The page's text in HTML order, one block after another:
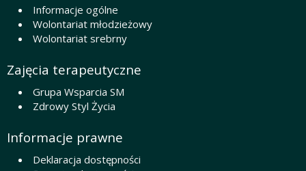
Informacje ogólne
Wolontariat młodzieżowy
Wolontariat srebrny
Zajęcia terapeutyczne
Grupa Wsparcia SM
Zdrowy Styl Życia
Informacje prawne
Deklaracja dostępności